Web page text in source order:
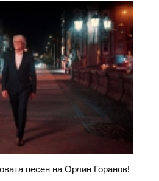
песен на Орлин Горанов!